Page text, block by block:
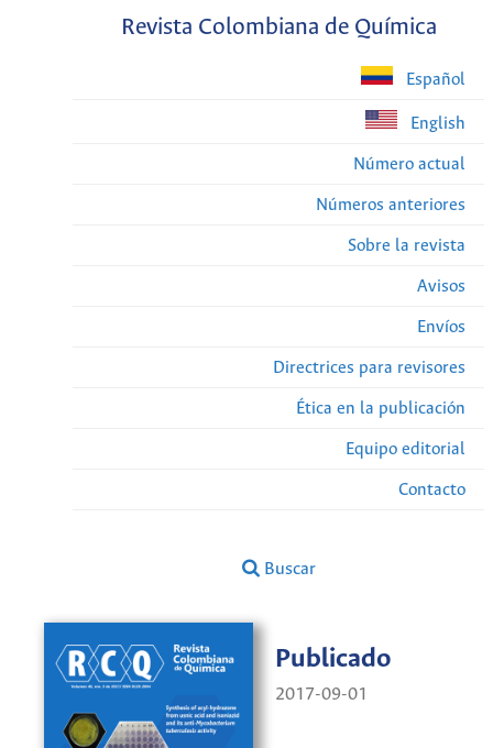
Revista Colombiana de Química
Español
English
Número actual
Números anteriores
Sobre la revista
Avisos
Envíos
Directrices para revisores
Ética en la publicación
Equipo editorial
Contacto
Buscar
Publicado
2017-09-01